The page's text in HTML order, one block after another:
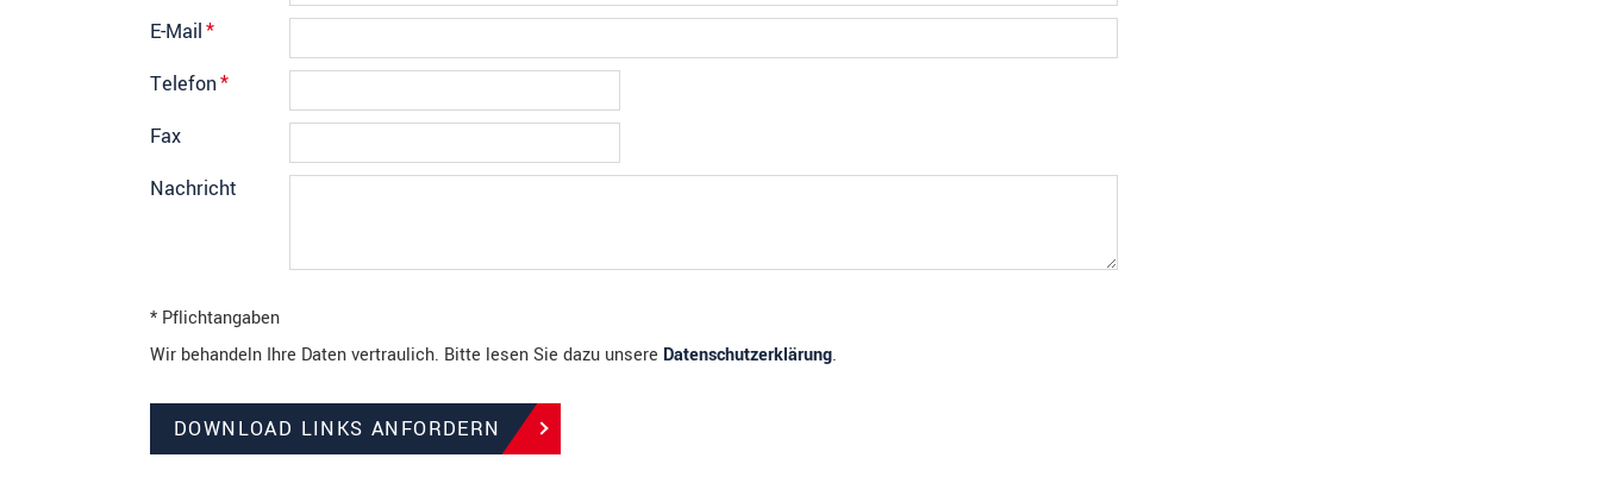
E-Mail*
Telefon*
Fax
Nachricht
* Pflichtangaben
Wir behandeln Ihre Daten vertraulich. Bitte lesen Sie dazu unsere Datenschutzerklärung.
DOWNLOAD LINKS ANFORDERN